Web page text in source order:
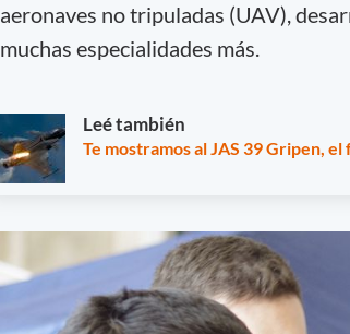
aeronaves no tripuladas (UAV),
muchas especialidades más.
Leé también
Te mostramos al JAS 39 Gripen,